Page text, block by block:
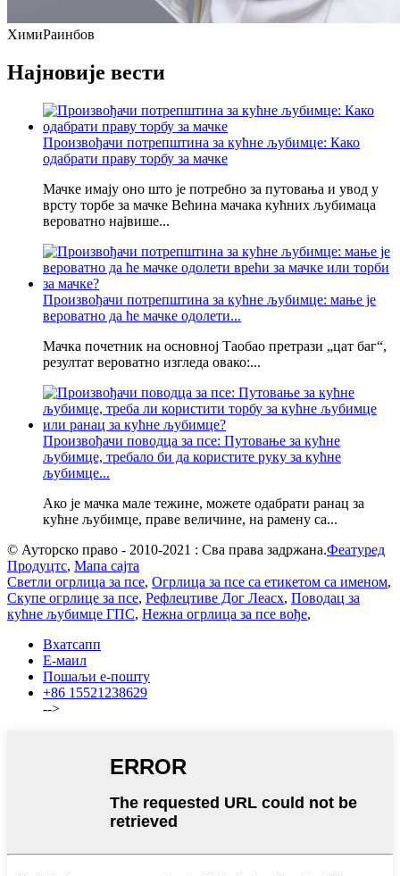
ХимиРаинбов
Најновије вести
Произвођачи потрепштина за кућне љубимце: Како
одабрати праву торбу за мачке
Мачке имају оно што је потребно за путовања и увод у
врсту торбе за мачке Већина мачака кућних љубимаца
вероватно највише...
Произвођачи потрепштина за кућне љубимце: мање је
вероватно да ће мачке одолети...
Мачка почетник на основној Таобао претрази „цат баг“,
резултат вероватно изгледа овако:...
Произвођачи поводца за псе: Путовање за кућне
љубимце, требало би да користите руку за кућне
љубимце...
Ако је мачка мале тежине, можете одабрати ранац за
кућне љубимце, праве величине, на рамену са...
© Ауторско право - 2010-2021 : Сва права задржана.Феатуред
Продуцтс, Мапа сајта
Светли огрлица за псе, Огрлица за псе са етикетом са именом,
Скупе огрлице за псе, Рефлецтиве Дог Леасх, Поводац за
кућне љубимце ГПС, Нежна огрлица за псе вође,
Вхатсапп
Е-маил
Пошаљи е-пошту
+86 15521238629
-->